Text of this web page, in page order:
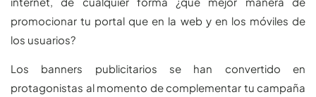
promocionar tu portal que en la web y en los móviles de
los usuarios?
Los banners publicitarios se han convertido en
protagonistas al momento de complementar tu campaña